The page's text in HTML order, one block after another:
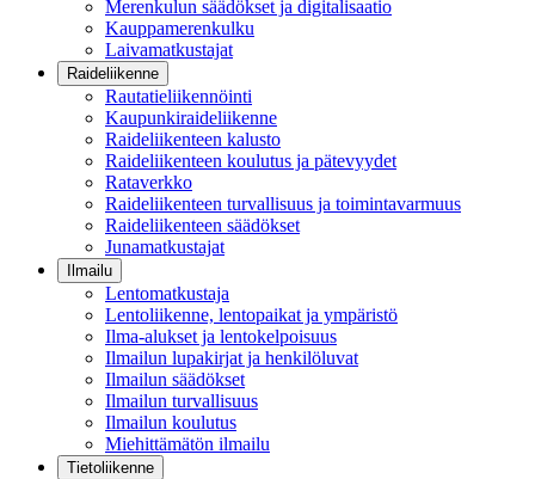
Merenkulun säädökset ja digitalisaatio
Kauppamerenkulku
Laivamatkustajat
Raideliikenne
Rautatieliikennöinti
Kaupunkiraideliikenne
Raideliikenteen kalusto
Raideliikenteen koulutus ja pätevyydet
Rataverkko
Raideliikenteen turvallisuus ja toimintavarmuus
Raideliikenteen säädökset
Junamatkustajat
Ilmailu
Lentomatkustaja
Lentoliikenne, lentopaikat ja ympäristö
Ilma-alukset ja lentokelpoisuus
Ilmailun lupakirjat ja henkilöluvat
Ilmailun säädökset
Ilmailun turvallisuus
Ilmailun koulutus
Miehittämätön ilmailu
Tietoliikenne